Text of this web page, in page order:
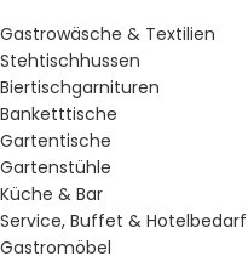
Gastrowäsche & Textilien
Stehtischhussen
Biertischgarnituren
Banketttische
Gartentische
Gartenstühle
Küche & Bar
Service, Buffet & Hotelbedarf
Gastromöbel